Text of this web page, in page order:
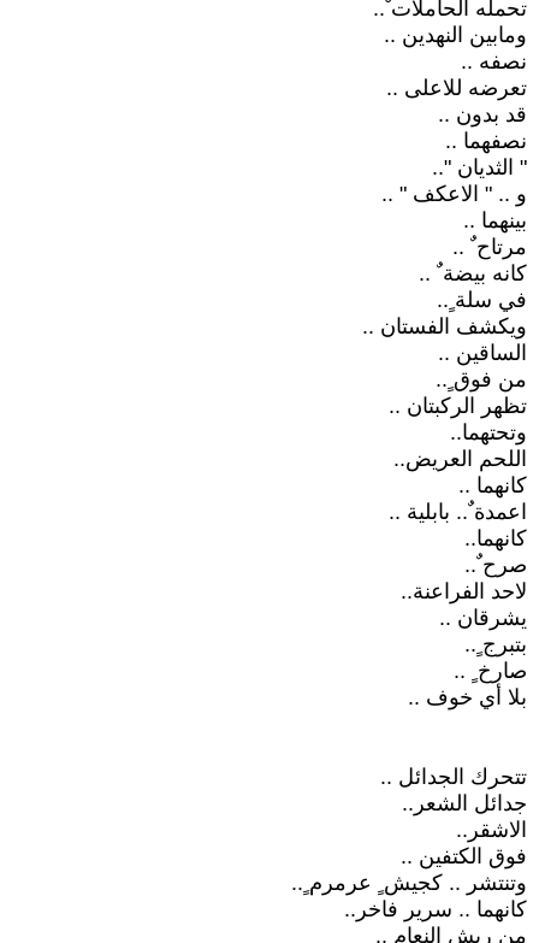
تحمله الحاملات ْ..
ومابين النهدين ..
نصفه ..
تعرضه للاعلى ..
قد بدون ..
نصفهما ..
" الثديان "..
و .. " الاعكف " ..
بينهما ..
مرتاح ٌ ..
كانه بيضة ٌ ..
في سلة ٍ..
ويكشف الفستان ..
الساقين ..
من فوق ٍ..
تظهر الركبتان ..
وتحتهما..
اللحم العريض..
كانهما ..
اعمدة ٌ.. بابلية ..
كانهما..
صرح ٌ..
لاحد الفراعنة..
يشرقان ..
بتبرج ٍ..
صارخ ٍ ..
بلا أي خوف ..
تتحرك الجدائل ..
جدائل الشعر..
الاشقر..
فوق الكتفين ..
وتنتشر .. كجيش ٍ عرمرم ٍ..
كانهما .. سرير فاخر..
من ريش النعام ..